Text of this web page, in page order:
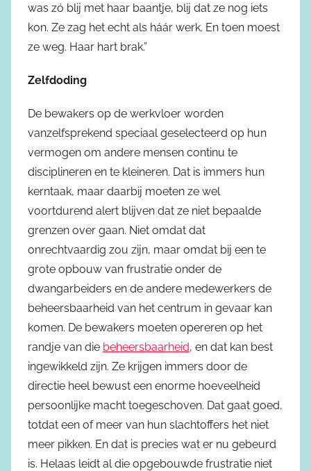
was zó blij met haar baantje, blij dat ze nog iets
kon. Ze zag het echt als háár werk. En toen moest
ze weg. Haar hart brak.”
Zelfdoding
De bewakers op de werkvloer worden
vanzelfsprekend speciaal geselecteerd op hun
vermogen om andere mensen continu te
disciplineren en te kleineren. Dat is immers hun
kerntaak, maar daarbij moeten ze wel
voortdurend alert blijven dat ze niet bepaalde
grenzen over gaan. Niet omdat dat
onrechtvaardig zou zijn, maar omdat bij een te
grote opbouw van frustratie onder de
dwangarbeiders en de andere medewerkers de
beheersbaarheid van het centrum in gevaar kan
komen. De bewakers moeten opereren op het
randje van die beheersbaarheid, en dat kan best
ingewikkeld zijn. Ze krijgen immers door de
directie heel bewust een enorme hoeveelheid
persoonlijke macht toegeschoven. Dat gaat goed,
totdat een of meer van hun slachtoffers het niet
meer pikken. En dat is precies wat er nu gebeurd
is. Helaas leidt al die opgebouwde frustratie niet